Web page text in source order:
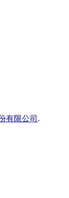
有限公司 .